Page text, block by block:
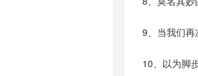
9、当我们再
10、以为脚